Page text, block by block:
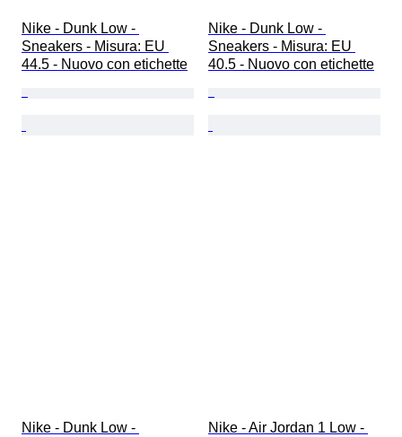
Nike - Dunk Low -
Sneakers - Misura: EU
44.5 - Nuovo con etichette
Nike - Dunk Low -
Sneakers - Misura: EU
40.5 - Nuovo con etichette
Nike - Dunk Low -
Nike - Air Jordan 1 Low -